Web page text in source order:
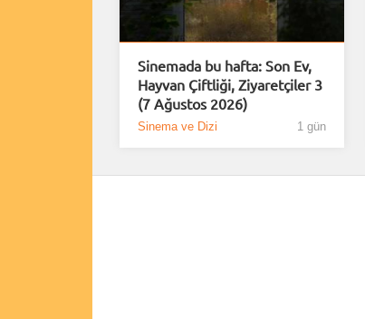
Sinemada bu hafta: Son Ev,
Hayvan Çiftliği, Ziyaretçiler 3
(7 Ağustos 2026)
Sinema ve Dizi 1 gün